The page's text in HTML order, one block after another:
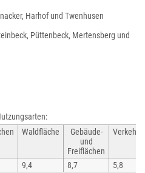
Harhof und Twenhusen
Püttenbeck, Mertensberg und
Waldfläche
Gebäude-
und
Freiflächen
9,4 8,7 5,8